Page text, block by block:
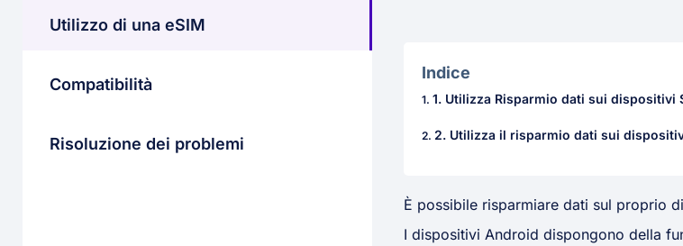
Utilizzo di una eSIM
Compatibilità
Risoluzione dei problemi
Indice
1. Utilizza Risparmio dati sui dispositivi
2. Utilizza il risparmio dati sui
È possibile risparmiare dati sul proprio
I dispositivi Android dispongono della